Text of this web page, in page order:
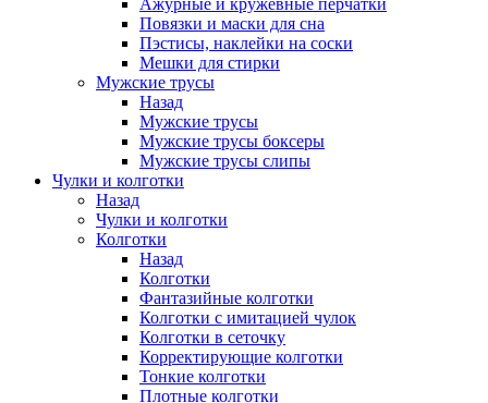
Ажурные и кружевные перчатки
Повязки и маски для сна
Пэстисы, наклейки на соски
Мешки для стирки
Мужские трусы
Назад
Мужские трусы
Мужские трусы боксеры
Мужские трусы слипы
Чулки и колготки
Назад
Чулки и колготки
Колготки
Назад
Колготки
Фантазийные колготки
Колготки с имитацией чулок
Колготки в сеточку
Корректирующие колготки
Тонкие колготки
Плотные колготки